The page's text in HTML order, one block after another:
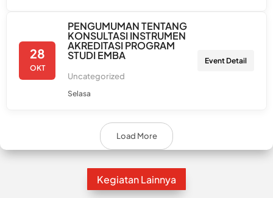
28
OKT
PENGUMUMAN TENTANG
KONSULTASI INSTRUMEN
AKREDITASI PROGRAM
STUDI EMBA
Uncategorized
Selasa
Event Detail
Load More
Kegiatan Lainnya